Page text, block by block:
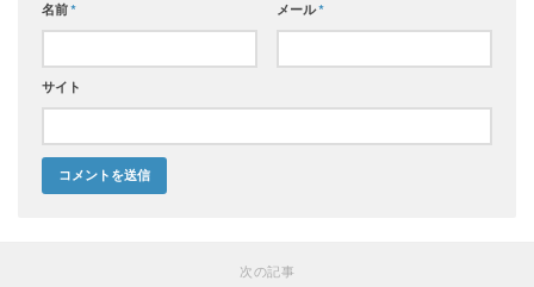
名前* メール*
サイト
次の記事